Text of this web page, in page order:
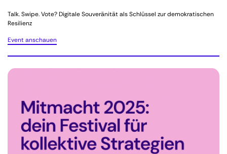
Talk. Swipe. Vote? Digitale Souveränität als Schlüssel zur demokratischen
Resilienz
Event anschauen